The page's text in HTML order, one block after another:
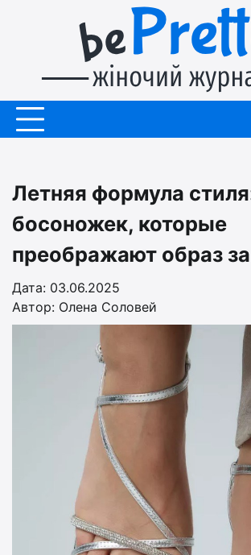
Летняя формула
босоножек, которые
преображают образ
Дата: 03.06.2025
Автор: Олена Соловей